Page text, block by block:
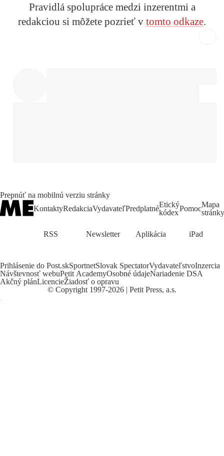
Pravidlá spolupráce medzi inzerentmi a
redakciou si môžete pozrieť v tomto odkaze.
Prepnúť na mobilnú verziu stránky
KontaktyRedakciaVydavateľPredplatnéEtický
kódexPomocMapa
stránky
RSS Newsletter Aplikácia iPad
Prihlásenie do Post.skSportnetSlovak SpectatorVydavateľstvoInzercia
Návštevnosť webuPetit AcademyOsobné údajeNariadenie DSA
Akčný plánLicencieŽiadosť o opravu
© Copyright 1997-2026 | Petit Press, a.s.